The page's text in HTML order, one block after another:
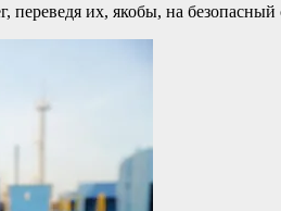
их, якобы, на